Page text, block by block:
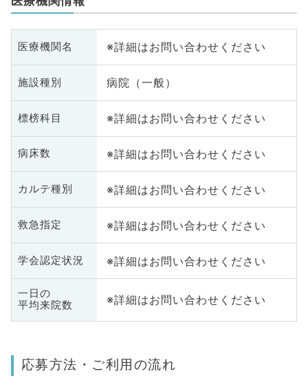
医療機関名 ※詳細はお問い合わせください
施設種別 病院（一般）
標榜科目 ※詳細はお問い合わせください
病床数 ※詳細はお問い合わせください
カルテ種別 ※詳細はお問い合わせください
救急指定 ※詳細はお問い合わせください
学会認定状況 ※詳細はお問い合わせください
一日の
平均来院数
※詳細はお問い合わせください
応募方法・ご利用の流れ